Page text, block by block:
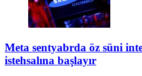
Meta sentyabrda öz süni
istehsalına başlayır